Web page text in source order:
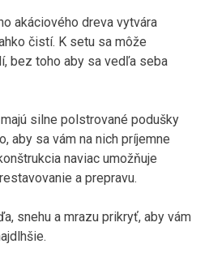
akáciového dreva vytvára
čistí. K setu sa môže
bez toho aby sa vedľa seba
silne polstrované podušky
aby sa vám na nich príjemne
naviac umožňuje
a prepravu.
snehu a mrazu prikryť, aby vám